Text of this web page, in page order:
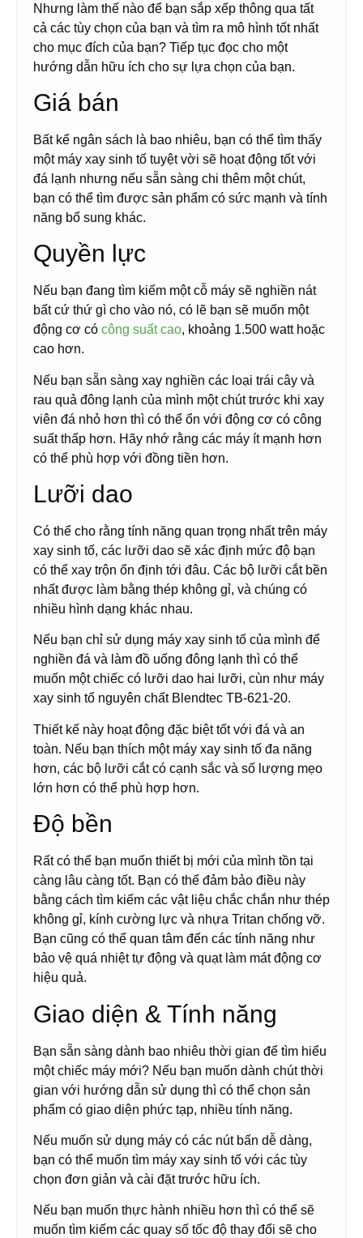
Nhưng làm thế nào để bạn sắp xếp thông qua tất
cả các tùy chọn của bạn và tìm ra mô hình tốt nhất
cho mục đích của bạn? Tiếp tục đọc cho một
hướng dẫn hữu ích cho sự lựa chọn của bạn.
Giá bán
Bất kể ngân sách là bao nhiêu, bạn có thể tìm thấy
một máy xay sinh tố tuyệt vời sẽ hoạt động tốt với
đá lạnh nhưng nếu sẵn sàng chi thêm một chút,
bạn có thể tìm được sản phẩm có sức mạnh và tính
năng bổ sung khác.
Quyền lực
Nếu bạn đang tìm kiếm một cỗ máy sẽ nghiền nát
bất cứ thứ gì cho vào nó, có lẽ bạn sẽ muốn một
động cơ có công suất cao, khoảng 1.500 watt hoặc
cao hơn.
Nếu bạn sẵn sàng xay nghiền các loại trái cây và
rau quả đông lạnh của mình một chút trước khi xay
viên đá nhỏ hơn thì có thể ổn với động cơ có công
suất thấp hơn. Hãy nhớ rằng các máy ít mạnh hơn
có thể phù hợp với đồng tiền hơn.
Lưỡi dao
Có thể cho rằng tính năng quan trọng nhất trên máy
xay sinh tố, các lưỡi dao sẽ xác định mức độ bạn
có thể xay trộn ổn định tới đâu. Các bộ lưỡi cắt bền
nhất được làm bằng thép không gỉ, và chúng có
nhiều hình dạng khác nhau.
Nếu bạn chỉ sử dụng máy xay sinh tố của mình để
nghiền đá và làm đồ uống đông lạnh thì có thể
muốn một chiếc có lưỡi dao hai lưỡi, cùn như máy
xay sinh tố nguyên chất Blendtec TB-621-20.
Thiết kế này hoạt động đặc biệt tốt với đá và an
toàn. Nếu bạn thích một máy xay sinh tố đa năng
hơn, các bộ lưỡi cắt có cạnh sắc và số lượng mẹo
lớn hơn có thể phù hợp hơn.
Độ bền
Rất có thể bạn muốn thiết bị mới của mình tồn tại
càng lâu càng tốt. Bạn có thể đảm bảo điều này
bằng cách tìm kiếm các vật liệu chắc chắn như thép
không gỉ, kính cường lực và nhựa Tritan chống vỡ.
Bạn cũng có thể quan tâm đến các tính năng như
bảo vệ quá nhiệt tự động và quạt làm mát động cơ
hiệu quả.
Giao diện & Tính năng
Bạn sẵn sàng dành bao nhiêu thời gian để tìm hiểu
một chiếc máy mới? Nếu bạn muốn dành chút thời
gian với hướng dẫn sử dụng thì có thể chọn sản
phẩm có giao diện phức tạp, nhiều tính năng.
Nếu muốn sử dụng máy có các nút bấn dễ dàng,
bạn có thể muốn tìm máy xay sinh tố với các tùy
chọn đơn giản và cài đặt trước hữu ích.
Nếu bạn muốn thực hành nhiều hơn thì có thể sẽ
muốn tìm kiếm các quay số tốc độ thay đổi sẽ cho